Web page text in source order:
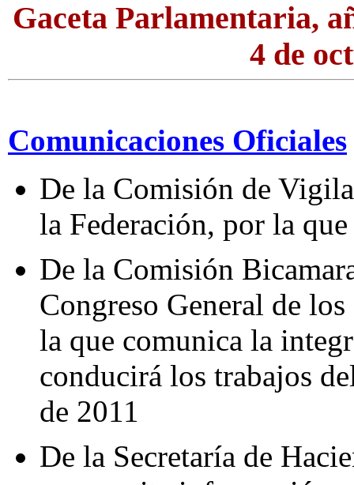
Gaceta Parlamentaria,
4 de
Comunicaciones Oficiales
De la Comisión de
la Federación, por la
De la Comisión
Congreso General de
la que comunica la
conducirá los trabajos
de 2011
De la Secretaría de